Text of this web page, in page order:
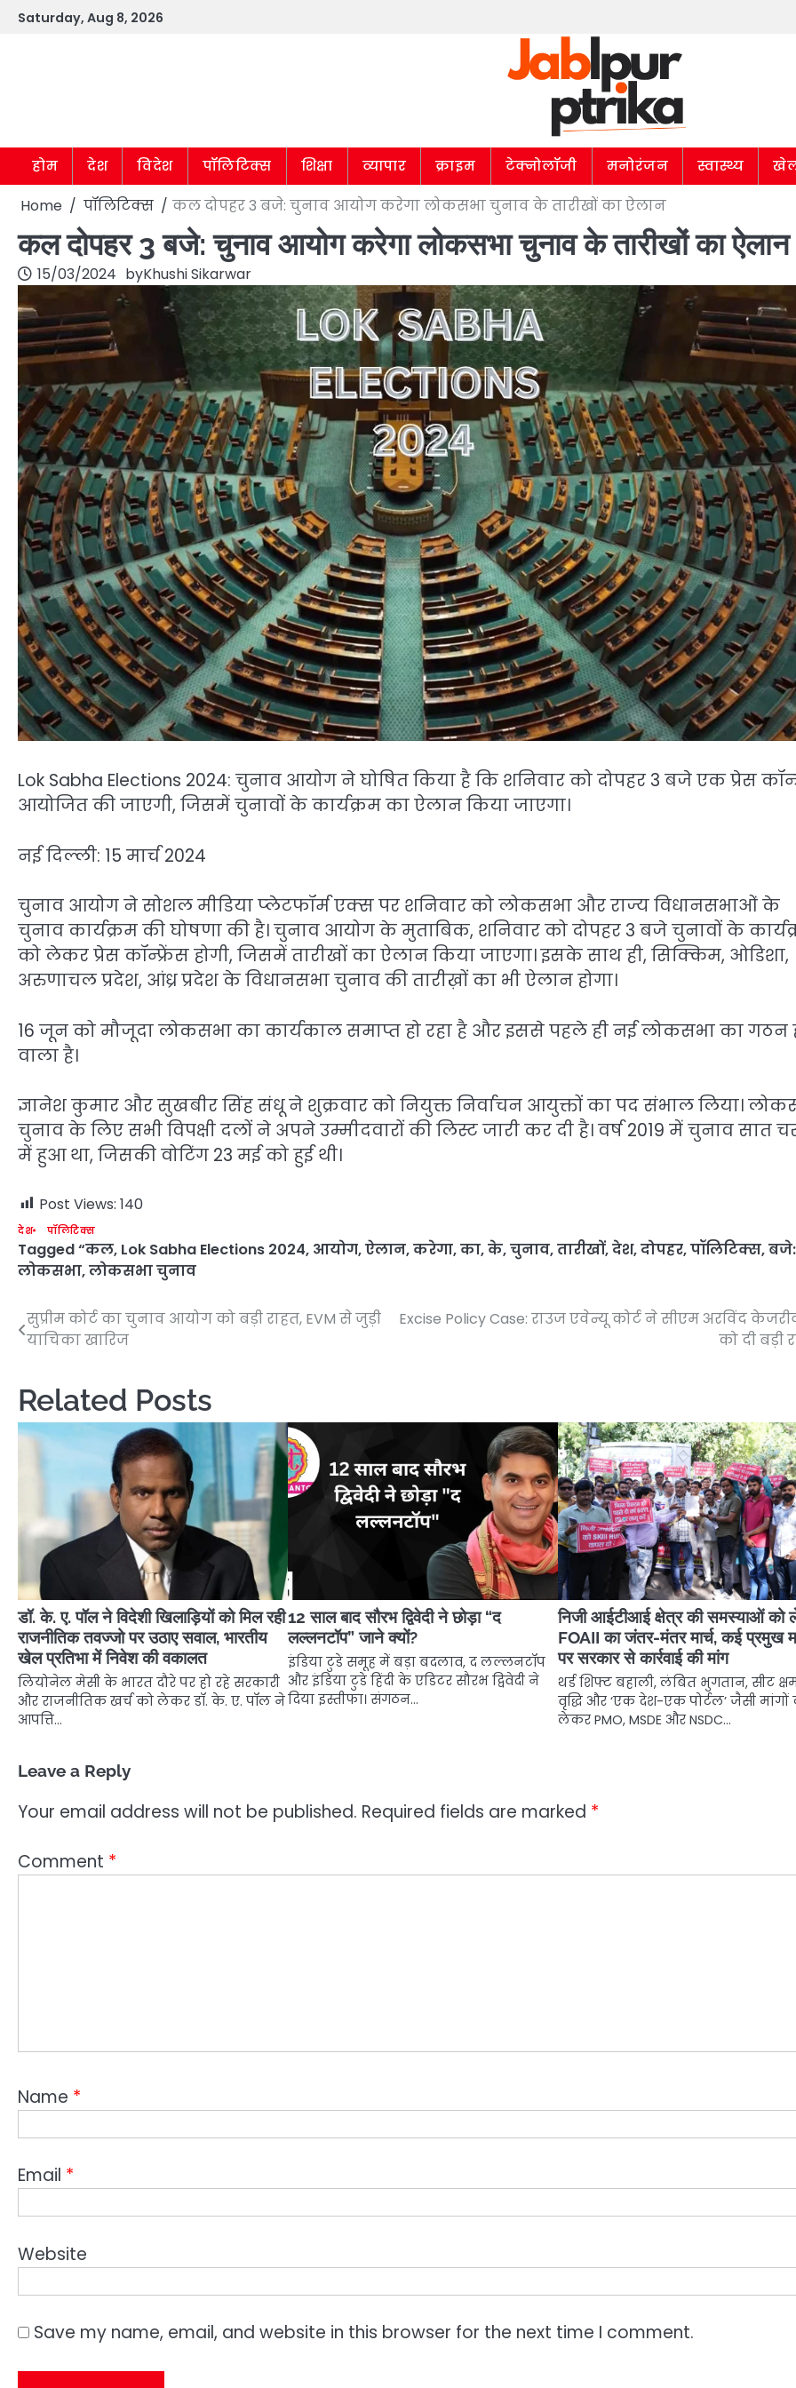
SkipSaturday, Aug 8, 2026
होम देश विदेश पॉलिटिक्स शिक्षा व्यापार क्राइम टेक्नोलॉजी मनोरंजन स्वास्थ्य
Home पॉलिटिक्स कल दोपहर 3 बजे: चुनाव आयोग करेगा लोकसभा चुनाव के तारीखों का ऐलान
कल दोपहर 3 बजे: चुनाव आयोग करेगा लोकसभा चुनाव के तारीखों का ऐलान
15/03/2024 byKhushi Sikarwar
Lok Sabha Elections 2024: चुनाव आयोग ने घोषित किया है कि शनिवार को दोपहर 3 बजे एक प्रेस
आयोजित की जाएगी, जिसमें चुनावों के कार्यक्रम का ऐलान किया जाएगा।
नई दिल्‍ली: 15 मार्च 2024
चुनाव आयोग ने सोशल मीडिया प्‍लेटफॉर्म एक्‍स पर शनिवार को लोकसभा और राज्य विधानसभाओं के
चुनाव कार्यक्रम की घोषणा की है। चुनाव आयोग के मुताबिक, शनिवार को दोपहर 3 बजे चुनावों के
को लेकर प्रेस कॉन्‍फ्रेंस होगी, जिसमें तारीखों का ऐलान किया जाएगा। इसके साथ ही, सिक्किम, ओडिशा,
अरुणाचल प्रदेश, आंध्र प्रदेश के विधानसभा चुनाव की तारीख़ों का भी ऐलान होगा।
16 जून को मौजूदा लोकसभा का कार्यकाल समाप्त हो रहा है और इससे पहले ही नई लोकसभा का गठन
वाला है।
ज्ञानेश कुमार और सुखबीर सिंह संधू ने शुक्रवार को नियुक्त निर्वाचन आयुक्तों का पद संभाल लिया।
चुनाव के लिए सभी विपक्षी दलों ने अपने उम्मीदवारों की लिस्ट जारी कर दी है। वर्ष 2019 में चुनाव सात
में हुआ था, जिसकी वोटिंग 23 मई को हुई थी।
Post Views: 140
देश पॉलिटिक्स
Tagged“कल, Lok Sabha Elections 2024, आयोग,ऐलान,करेगा,का,के,चुनाव,तारीखों,देश,दोपहर,पॉलिटिक्स,बजे:
लोकसभा,लोकसभा चुनाव
Post
सुप्रीम कोर्ट का चुनाव आयोग को बड़ी राहत, EVM से जुड़ी
याचिका खारिज
Excise Policy Case: राउज एवेन्यू कोर्ट ने सीएम अरविंद
को दी बड़ी
Related Posts
डॉ. के. ए. पॉल ने विदेशी खिलाड़ियों को मिल रही
राजनीतिक तवज्जो पर उठाए सवाल, भारतीय
खेल प्रतिभा में निवेश की वकालत
लियोनेल मेसी के भारत दौरे पर हो रहे सरकारी
और राजनीतिक खर्च को लेकर डॉ. के. ए. पॉल ने
आपत्ति…
12 साल बाद सौरभ द्विवेदी ने छोड़ा “द
लल्लनटॉप” जाने क्यों?
इंडिया टुडे समूह में बड़ा बदलाव, द लल्लनटॉप
और इंडिया टुडे हिंदी के एडिटर सौरभ द्विवेदी ने
दिया इस्तीफा। संगठन…
निजी आईटीआई क्षेत्र की समस्याओं को
FOAII का जंतर-मंतर मार्च, कई प्रमुख
पर सरकार से कार्रवाई की मांग
थर्ड शिफ्ट बहाली, लंबित भुगतान, सीट
वृद्धि और ‘एक देश-एक पोर्टल’ जैसी मांगों
लेकर PMO, MSDE और NSDC…
Leave a Reply
Your email address will not be published. Required fields are marked *
Comment *
Name *
Email *
Website
Save my name, email, and website in this browser for the next time I comment.